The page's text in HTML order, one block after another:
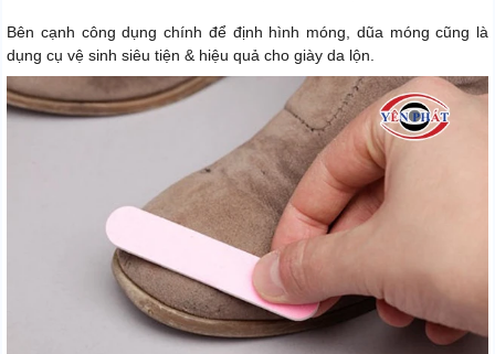
Bên cạnh công dụng chính để định hình móng, dũa móng cũng là
dụng cụ vệ sinh siêu tiện & hiệu quả cho giày da lộn.